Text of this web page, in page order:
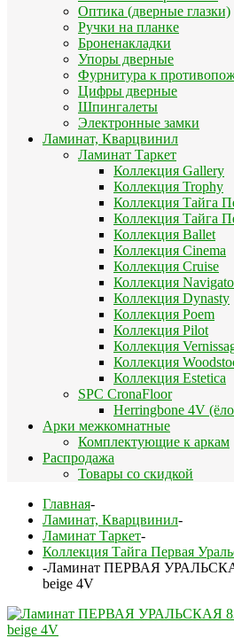
Оптика (дверные глазки)
Ручки на планке
Броненакладки
Упоры дверные
Фурнитура к
Цифры дверные
Шпингалеты
Электронные замки
Ламинат, Кварцвинил
Ламинат Таркет
Коллекция Gallery
Коллекция Trophy
Коллекция Тайга
Коллекция Тайга
Коллекция Ballet
Коллекция Cinema
Коллекция Cruise
Коллекция
Коллекция Dynasty
Коллекция Poem
Коллекция Pilot
Коллекция
Коллекция
Коллекция Estetica
SPC CronaFloor
Herringbone 4V
Арки межкомнатные
Комплектующие к аркам
Распродажа
Товары со скидкой
Главная-
Ламинат, Кварцвинил-
Ламинат Таркет-
Коллекция Тайга Первая
-Ламинат ПЕРВАЯ
beige 4V